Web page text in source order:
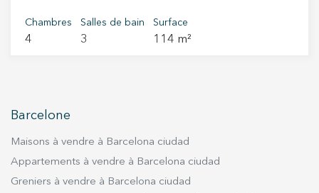
chambre individuelle, deux salles de bain
complètes —dont une en suite avec baignoire et
linge et un coin repas intégré. Le salon est
apportent chaleur et confort à l’ensemble.
L’appartement dispose de placards encastrés,
d’une place de parking et d’un débarras inclus
Chambres
4
Salles de bain
3
Surface
114 m²
Barcelone
Maisons à vendre à Barcelona ciudad
Appartements à vendre à Barcelona ciudad
Greniers à vendre à Barcelona ciudad